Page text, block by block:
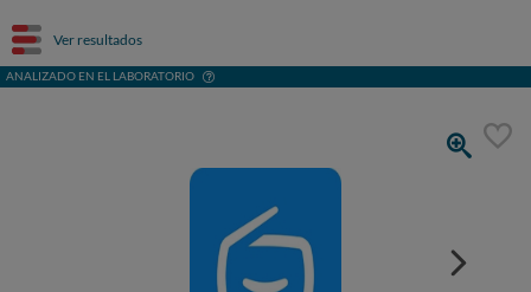
Ver resultados
ANALIZADO EN EL LABORATORIO